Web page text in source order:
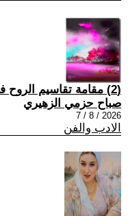
(2) مقامة تقاسيم الروح في الأدب الرفيع .
صباح حزمي الزهيري
2026 / 8 / 7
الادب والفن